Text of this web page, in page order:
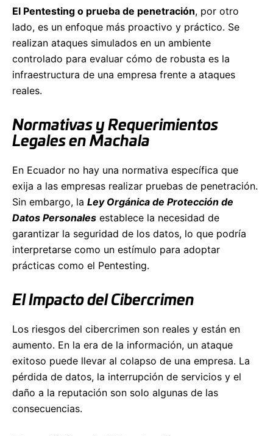
El Pentesting o prueba de penetración, por otro
lado, es un enfoque más proactivo y práctico. Se
realizan ataques simulados en un ambiente
controlado para evaluar cómo de robusta es la
infraestructura de una empresa frente a ataques
reales.
Normativas y Requerimientos
Legales en Machala
En Ecuador no hay una normativa específica que
exija a las empresas realizar pruebas de penetración.
Sin embargo, la Ley Orgánica de Protección de
Datos Personales establece la necesidad de
garantizar la seguridad de los datos, lo que podría
interpretarse como un estímulo para adoptar
prácticas como el Pentesting.
El Impacto del Cibercrimen
Los riesgos del cibercrimen son reales y están en
aumento. En la era de la información, un ataque
exitoso puede llevar al colapso de una empresa. La
pérdida de datos, la interrupción de servicios y el
daño a la reputación son solo algunas de las
consecuencias.